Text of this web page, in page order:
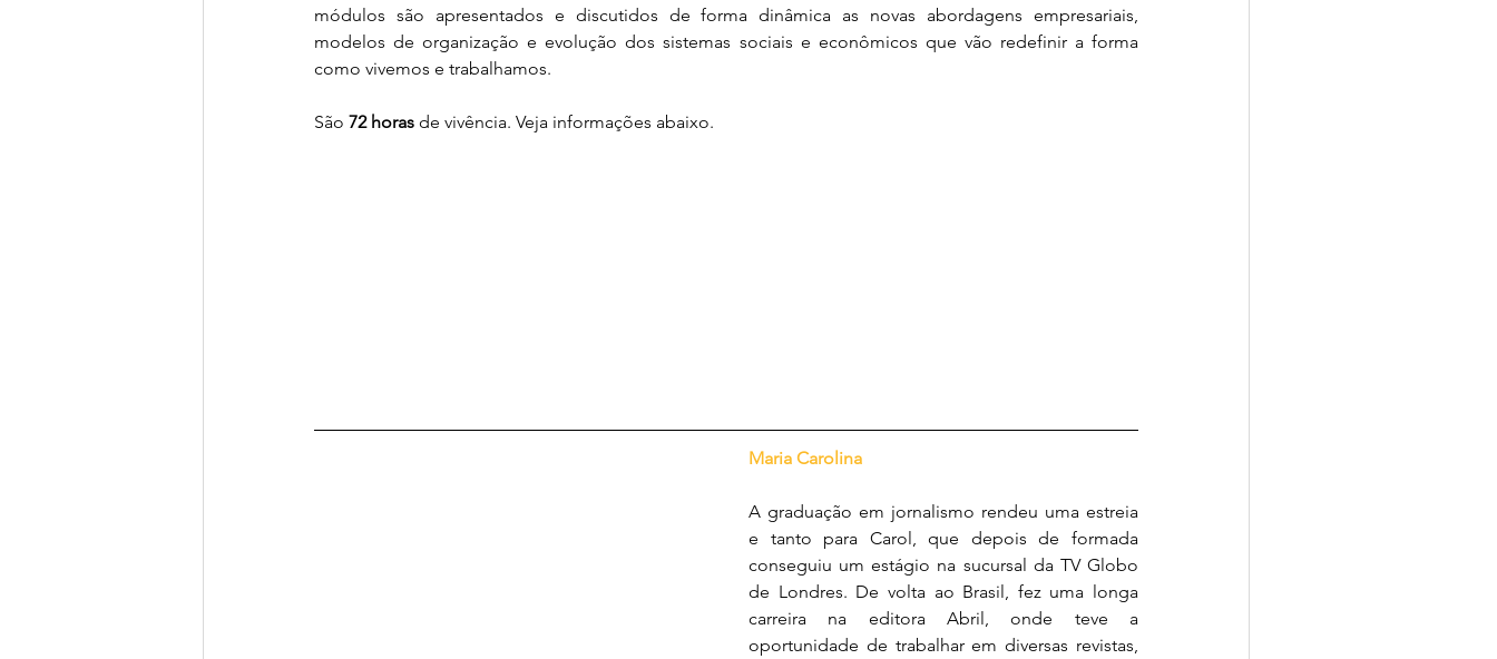
módulos são apresentados e discutidos de forma dinâmica as novas abordagens empresariais,
modelos de organização e evolução dos sistemas sociais e econômicos que vão redefinir a forma
como vivemos e trabalhamos.
São 72 horas de vivência. Veja informações abaixo.
Maria Carolina
A graduação em jornalismo rendeu uma estreia
e tanto para Carol, que depois de formada
conseguiu um estágio na sucursal da TV Globo
de Londres. De volta ao Brasil, fez uma longa
carreira na editora Abril, onde teve a
oportunidade de trabalhar em diversas revistas,